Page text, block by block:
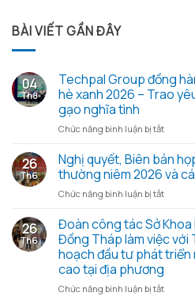
BÀI VIẾT GẦN ĐÂY
04
Th8
Techpal Group đồng
hè xanh 2026 – Trao
gạo nghĩa tình
Chức năng bình luận bị tắtở
Group
đồng
hành
cùng
dịch
Mùa
hè
xanh
–
26
Th6
Nghị quyết, Biên bản
thường niêm 2026 và
Chức năng bình luận bị tắtở
quyết,
bản
họp
hội
26
Th6
Đoàn công tác Sở
Đồng Tháp làm việc với
hoạch đầu tư phát
cao tại địa phương
Chức năng bình luận bị tắtở